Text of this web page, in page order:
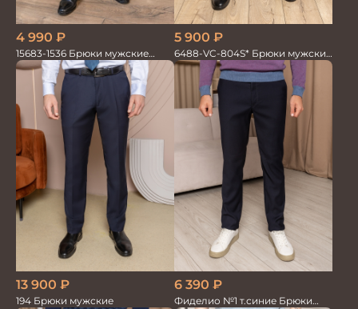
4 990 ₽
15683-1536 Брюки мужские
т.син. однотон.
5 900 ₽
6488-VC-804S* Брюки мужские
т.синие однотон.
13 900 ₽
194 Брюки мужские
6 390 ₽
Фиделио №1 т.синие Брюки